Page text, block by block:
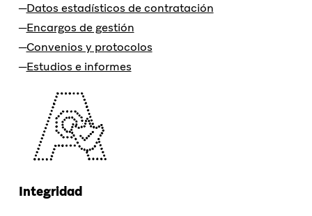
Datos estadísticos de contratación
Encargos de gestión
Convenios y protocolos
Estudios e informes
Integridad